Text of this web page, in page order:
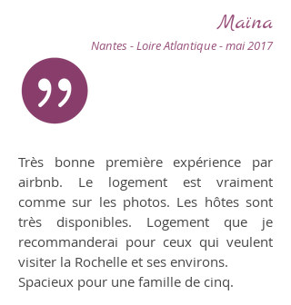
Maïna
Nantes - Loire Atlantique - mai 2017
Très bonne première expérience par
airbnb. Le logement est vraiment
comme sur les photos. Les hôtes sont
très disponibles. Logement que je
recommanderai pour ceux qui veulent
visiter la Rochelle et ses environs.
Spacieux pour une famille de cinq.